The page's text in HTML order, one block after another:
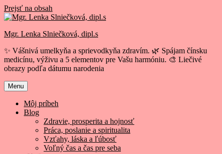
Prejsť na obsah
Mgr. Lenka Slniečková, dipl.s
✨ Vášnivá umelkyňa a sprievodkyňa zdravím. 🌿 Spájam čínsku
medicínu, výživu a 5 elementov pre Vašu harmóniu. 🎨 Liečivé
obrazy podľa dátumu narodenia
Menu
Môj príbeh
Blog
Zdravie, prosperita a hojnosť
Práca, poslanie a spiritualita
Vzťahy, láska a ľúbosť
Voľný čas a čas pre seba